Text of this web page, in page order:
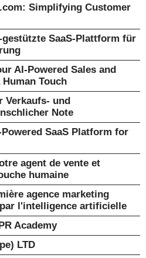
Simplifying Customer
gestützte SaaS-Plattform für
AI-Powered Sales and
Touch
Verkaufs- und
Note
SaaS Platform for
agent de vente et
humaine
agence marketing
l'intelligence artificielle
Academy
LTD